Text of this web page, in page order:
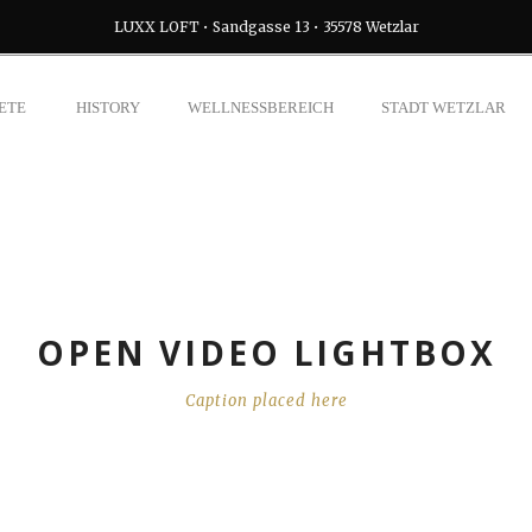
LUXX LOFT • Sandgasse 13 • 35578 Wetzlar
HISTORY WELLNESSBEREICH STADT WETZLAR
OPEN VIDEO LIGHTBOX
Caption placed here